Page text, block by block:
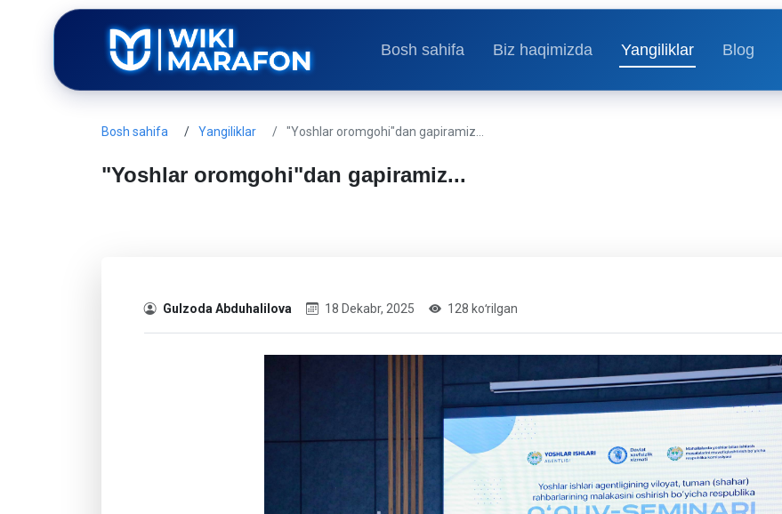
Bosh sahifa Biz haqimizda Yangiliklar Blog
Bosh sahifa Yangiliklar "Yoshlar oromgohi"dan gapiramiz...
"Yoshlar oromgohi"dan gapiramiz...
Gulzoda Abduhalilova 18 Dekabr, 2025 128 koʻrilgan